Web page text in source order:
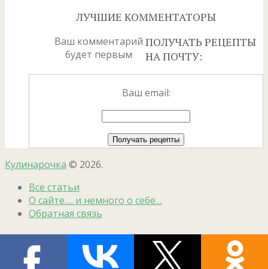
ЛУЧШИЕ КОММЕНТАТОРЫ
Ваш комментарий
будет первым
ПОЛУЧАТЬ РЕЦЕПТЫ
НА ПОЧТУ:
Ваш email:
Кулинарочка © 2026.
Все статьи
О сайте…. и немного о себе…
Обратная связь